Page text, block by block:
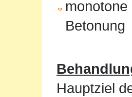
Betonung
Hauptziel